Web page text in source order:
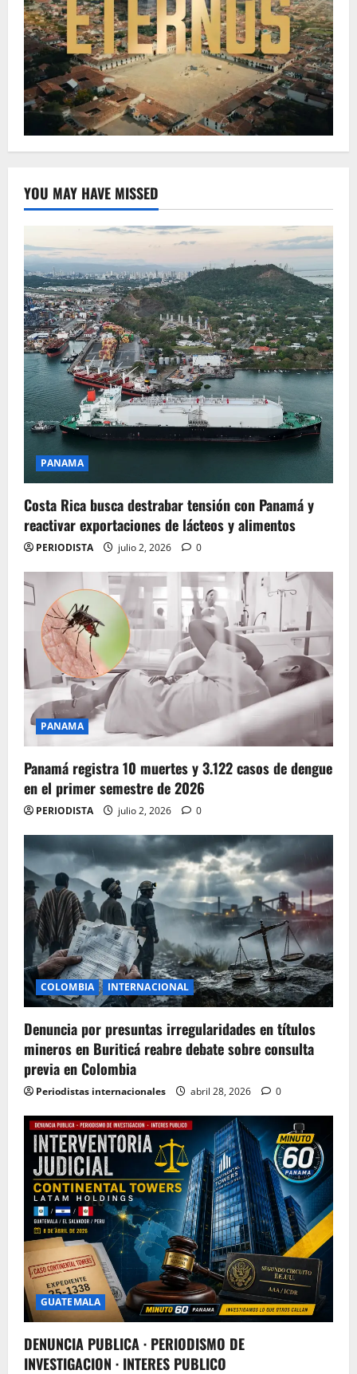
YOU MAY HAVE MISSED
PANAMA
Costa Rica busca destrabar tensión con Panamá y
reactivar exportaciones de lácteos y alimentos
PERIODISTA julio 2, 2026 0
PANAMA
Panamá registra 10 muertes y 3.122 casos de dengue
en el primer semestre de 2026
PERIODISTA julio 2, 2026 0
COLOMBIA INTERNACIONAL
Denuncia por presuntas irregularidades en títulos
mineros en Buriticá reabre debate sobre consulta
previa en Colombia
Periodistas internacionales abril 28, 2026 0
GUATEMALA
DENUNCIA PUBLICA · PERIODISMO DE
INVESTIGACION · INTERES PUBLICO